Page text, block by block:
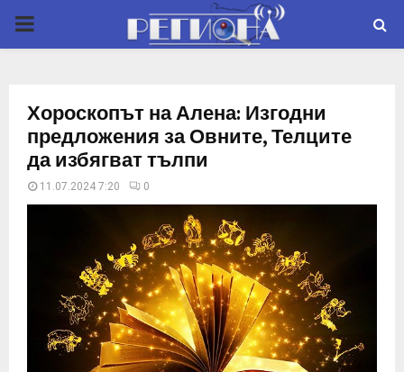
P
M
Хороскопът на Алена: Изгодни
предложения за Овните, Телците
да избягват тълпи
11.07.2024 7:20 0